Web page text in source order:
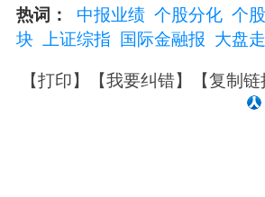
热词： 中报业绩 个股分化 个
块
上证综指 国际金融报 大盘
【打印】【我要纠错】【复制链